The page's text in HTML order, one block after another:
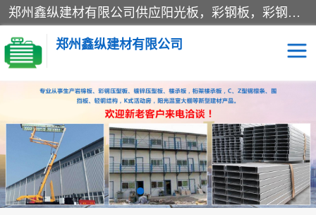
郑州鑫纵建材有限公司供应阳光板，彩钢板，彩钢钢构工程是一家集生产销售租赁安装于一体的企业，主要生产PC采光板，耐力板，仿古琉璃采光板，岩棉板、彩钢压型板、镀锌压型板、桁架楼承板，C、Z型钢檩条、围挡板、轻钢结构，阳光温室大棚等新型建材产品。公司旗下有多台移动式高空压瓦机租赁，承接全国各地业务，专业对外租赁各种型号压瓦机。
郑州鑫纵建材有限公司
高空瓦机租赁 ASA合成树脂仿古瓦
CZ型钢 FRP采光板
PC多层板 PC耐力板